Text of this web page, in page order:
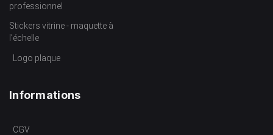
professionnel
Stickers vitrine - maquette à
l’échelle
Logo plaque
Informations
CGV